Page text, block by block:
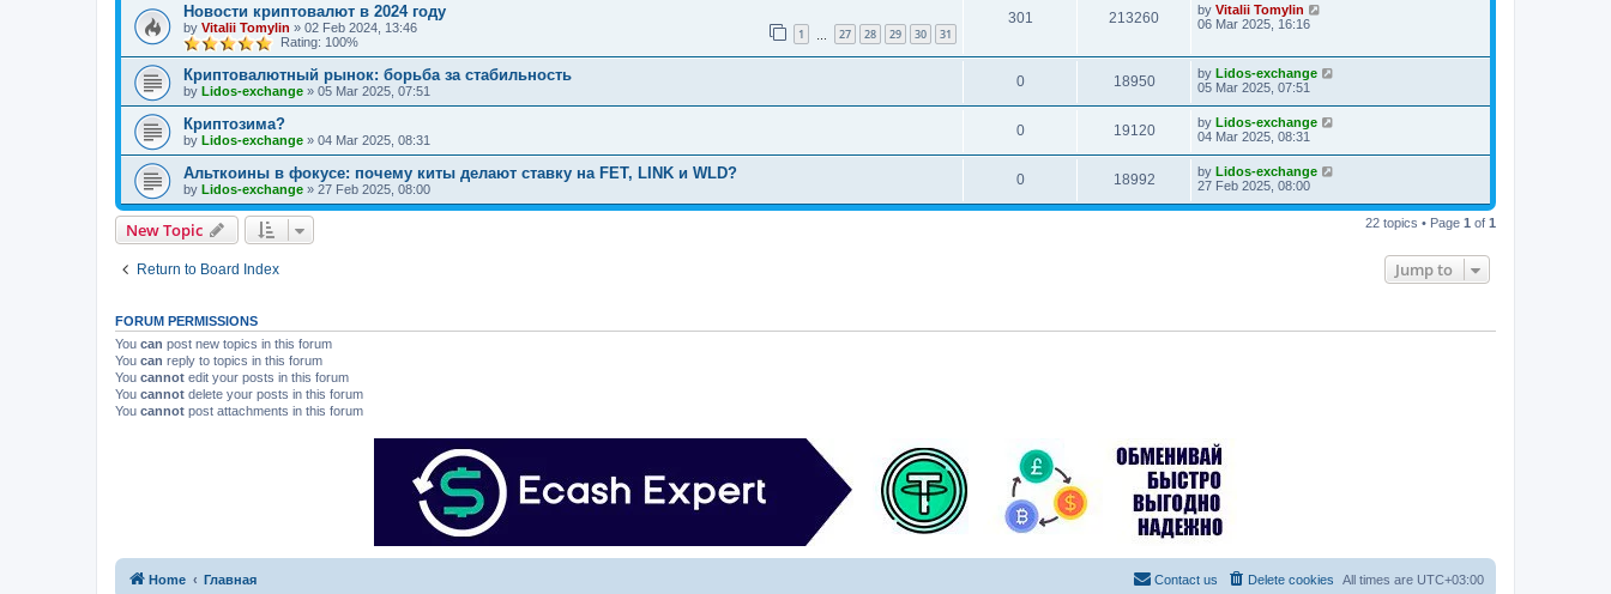
Новости криптовалют в 2024 году
by Vitalii Tomylin » 02 Feb 2024, 13:46 1 27 28 29 30 31
Rating: 100%
301 213260 by Vitalii Tomylin
06 Mar 2025, 16:16
Криптовалютный рынок: борьба за стабильность
by Lidos-exchange » 05 Mar 2025, 07:51
0 18950 by Lidos-exchange
05 Mar 2025, 07:51
Криптозима?
by Lidos-exchange » 04 Mar 2025, 08:31
0 19120 by Lidos-exchange
04 Mar 2025, 08:31
Альткоины в фокусе: почему киты делают ставку на FET, LINK и WLD?
by Lidos-exchange » 27 Feb 2025, 08:00
0 18992 by Lidos-exchange
27 Feb 2025, 08:00
New Topic 22 topics • Page 1 of 1
Return to Board Index Jump to
FORUM PERMISSIONS
You can post new topics in this forum
You can reply to topics in this forum
You cannot edit your posts in this forum
You cannot delete your posts in this forum
You cannot post attachments in this forum
Home Главная All times are UTC+03:00
Delete cookies
Contact us